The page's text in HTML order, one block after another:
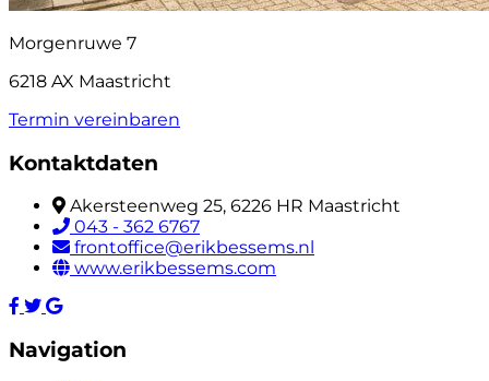
Morgenruwe 7
6218 AX Maastricht
Termin vereinbaren
Kontaktdaten
Akersteenweg 25, 6226 HR Maastricht
043 - 362 6767
frontoffice@erikbessems.nl
www.erikbessems.com
Navigation